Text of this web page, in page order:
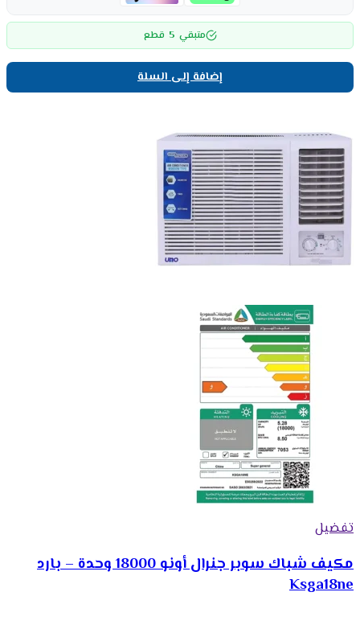
متبقي 5 قطع
إضافة إلى السلة
تفضيل
مكيف شباك سوبر جنرال أونو 18000 وحدة – بارد
Ksga18ne